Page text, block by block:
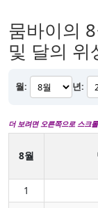
뭄바이의
및 달의 위
월: 년:
더 보려면 오른쪽으로 스크
8월
1